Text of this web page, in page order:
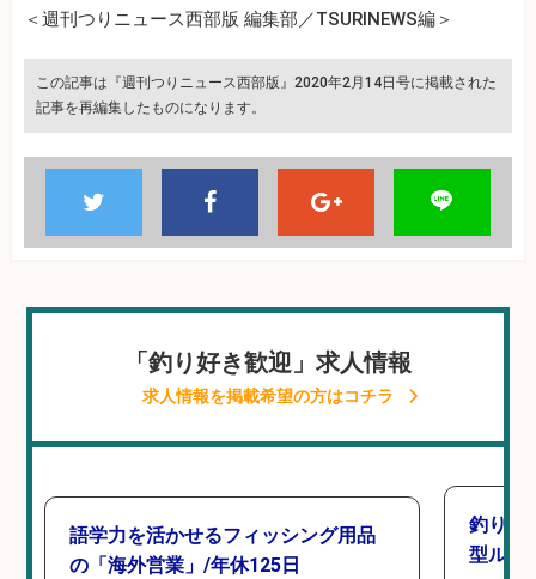
＜週刊つりニュース西部版 編集部／TSURINEWS編＞
この記事は『週刊つりニュース西部版』2020年2月14日号に掲載された
記事を再編集したものになります。
「釣り好き歓迎」求人情報
求人情報を掲載希望の方はコチラ
語学力を活かせるフィッシング用品
の「海外営業」/年休125日
釣り好
型ルー